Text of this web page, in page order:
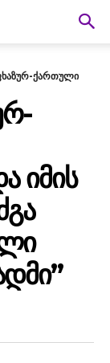
ქართული
ᲘᲛᲘᲡ